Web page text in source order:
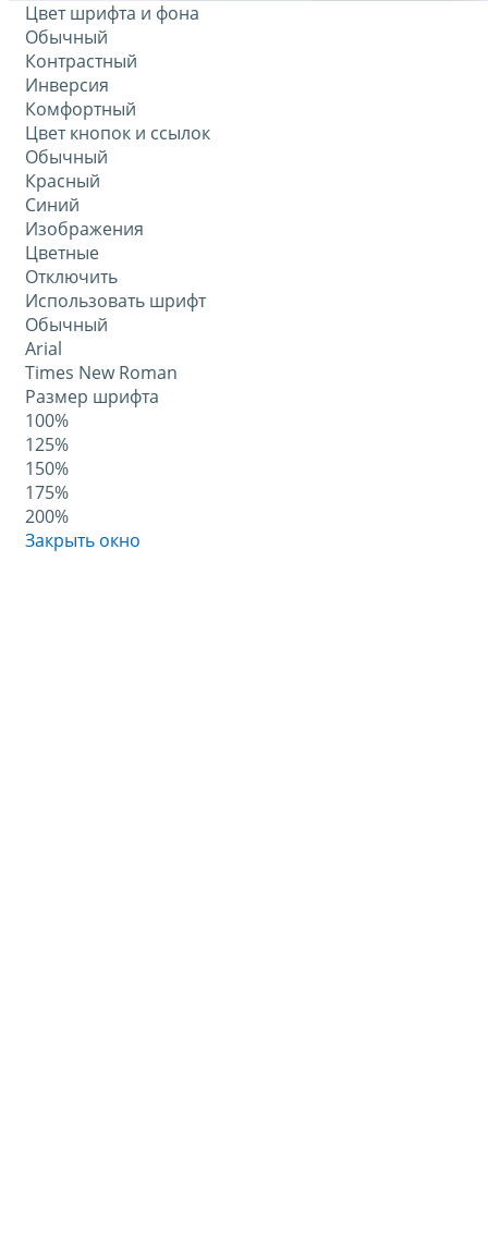
Цвет шрифта и фона
Обычный
Контрастный
Инверсия
Комфортный
Цвет кнопок и ссылок
Обычный
Красный
Синий
Изображения
Цветные
Отключить
Использовать шрифт
Обычный
Arial
Times New Roman
Размер шрифта
100%
125%
150%
175%
200%
Закрыть окно